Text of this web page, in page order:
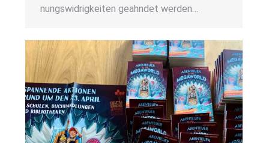
nungs­wid­rig­kei­ten geahn­det wer­den…